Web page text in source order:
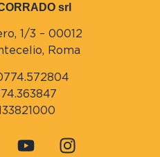
srl
1/3 – 00012
Roma